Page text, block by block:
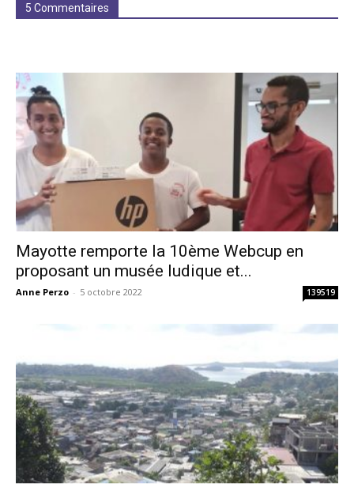
5 Commentaires
Mayotte remporte la 10ème Webcup en
proposant un musée ludique et...
Anne Perzo - 5 octobre 2022 139519